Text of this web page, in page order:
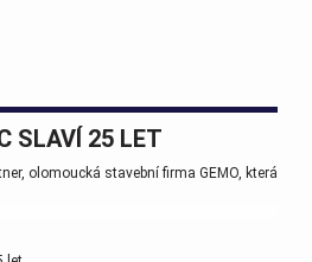
SLAVÍ 25 LET
olomoucká stavební firma GEMO, která